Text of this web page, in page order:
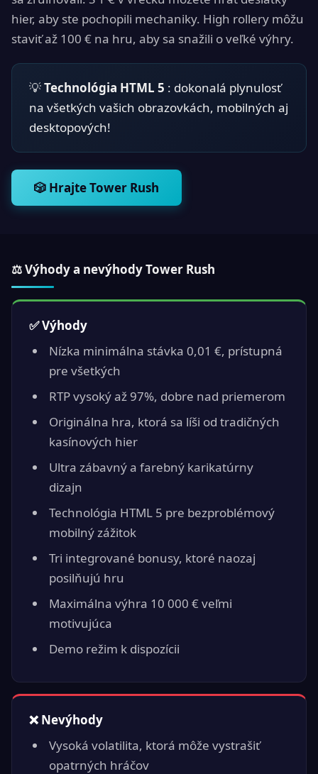
hier, aby ste pochopili mechaniky. High rollery môžu
staviť až 100 € na hru, aby sa snažili o veľké výhry.
💡Technológia HTML 5 : dokonalá plynulosť
na všetkých vašich obrazovkách, mobilných aj
desktopových!
🎲 Hrajte Tower Rush
⚖ Výhody a nevýhody Tower Rush
✅ Výhody
Nízka minimálna stávka 0,01 €, prístupná
pre všetkých
RTP vysoký až 97%, dobre nad priemerom
Originálna hra, ktorá sa líši od tradičných
kasínových hier
Ultra zábavný a farebný karikatúrny
dizajn
Technológia HTML 5 pre bezproblémový
mobilný zážitok
Tri integrované bonusy, ktoré naozaj
posilňujú hru
Maximálna výhra 10 000 € veľmi
motivujúca
Demo režim k dispozícii
❌ Nevýhody
Vysoká volatilita, ktorá môže vystrašiť
opatrných hráčov